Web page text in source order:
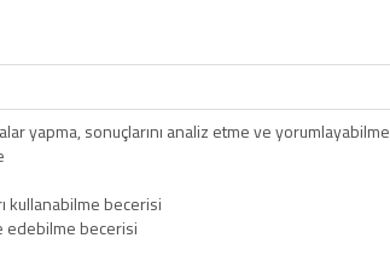
yapma, sonuçlarını analiz etme ve yorumlayabilme
kullanabilme becerisi
edebilme becerisi